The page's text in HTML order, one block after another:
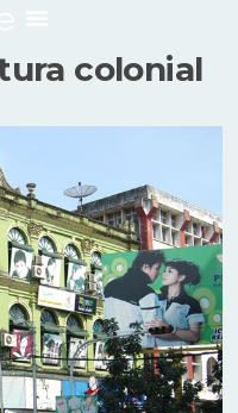
colonial